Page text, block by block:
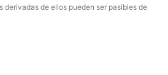
derivadas de ellos pueden ser pasibles de